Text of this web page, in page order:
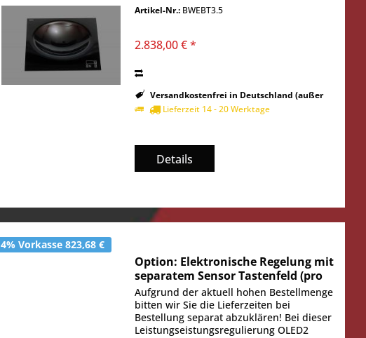
Edelstahleinfassung auch die
Artikel-Nr.:BWEBT3.5
2.838,00 € *
Versandkostenfrei in Deutschland (außer
Inseln)Lieferzeit 14 - 20 Werktage
Details
4% Vorkasse 823,68 €
Option: Elektronische Regelung mit
separatem Sensor Tastenfeld (pro
Heizzone)
Aufgrund der aktuell hohen Bestellmenge
bitten wir Sie die Lieferzeiten bei
Bestellung separat abzuklären! Bei dieser
Leistungseistungsregulierung OLED2